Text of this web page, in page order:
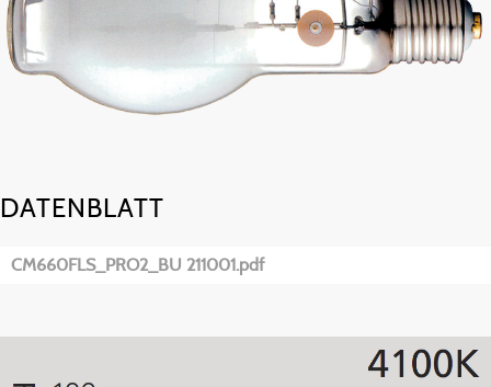
DATENBLATT
CM660FLS_PRO2_BU 211001.pdf